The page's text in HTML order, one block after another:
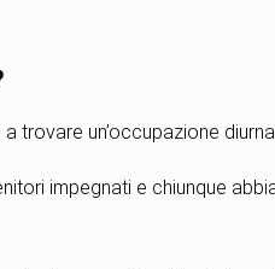
trovare un’occupazione
impegnati e chiunque